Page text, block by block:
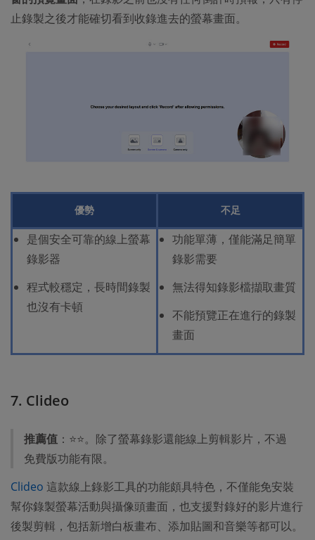
止錄製之後才能確切看到收錄進去的螢幕畫面。
優勢 不足
是個安全可靠的線上螢幕
錄影器
程式較穩定，長時間錄製
也沒有卡頓
功能單薄，僅能滿足簡單
錄影需要
無法得知錄影檔擷取畫質
不能預覽正在進行的錄製
畫面
7. Clideo
推薦值 ：⭐⭐。除了螢幕錄影還能線上剪輯影片，不過
免費版功能有限。
Clideo 這款線上錄影工具的功能頗具特色，不僅能免安裝
幫你錄製螢幕活動與攝像頭畫面，也支援對錄好的影片進行
後製剪輯，包括新增白板畫布、添加貼圖和音樂等都可以。